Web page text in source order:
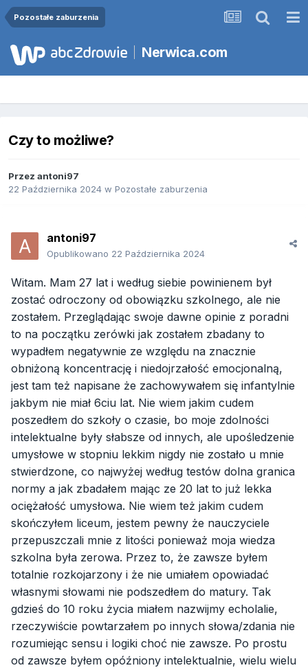
Pozostałe zaburzenia
Nerwica.com
Czy to możliwe?
Przez antoni97
22 Października 2024 w Pozostałe zaburzenia
antoni97
Opublikowano 22 Października 2024
Witam. Mam 27 lat i według siebie powinienem był
zostać odroczony od obowiązku szkolnego, ale nie
zostałem. Przeglądając swoje dawne opinie z poradni
to na początku zerówki jak zostałem zbadany to
wypadłem negatywnie ze względu na znacznie
obniżoną koncentrację i niedojrzałość emocjonalną,
jest tam też napisane że zachowywałem się infantylnie
jakbym nie miał 6ciu lat. Nie wiem jakim cudem
poszedłem do szkoły o czasie, bo moje zdolności
intelektualne były słabsze od innych, ale upośledzenie
umysłowe w stopniu lekkim nigdy nie zostało u mnie
stwierdzone, co najwyżej według testów dolna granica
normy a jak zbadałem mając ze 20 lat to już lekka
ociężałość umysłowa. Nie wiem też jakim cudem
skończyłem liceum, jestem pewny że nauczyciele
przepuszczali mnie z litości ponieważ moja wiedza
szkolna była zerowa. Przez to, że zawsze byłem
totalnie rozkojarzony i że nie umiałem opowiadać
własnymi słowami nie podszedłem do matury. Tak
gdzieś do 10 roku życia miałem nazwijmy echolalie,
rzeczywiście powtarzałem po innych słowa/zdania nie
rozumiejąc sensu i logiki choć nie zawsze. Po prostu
od zawsze byłem opóźniony intelektualnie, wielu wielu